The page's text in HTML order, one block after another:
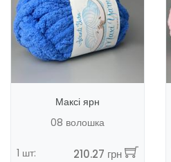
Максі ярн
08 волошка
1 шт:
210.27 грн